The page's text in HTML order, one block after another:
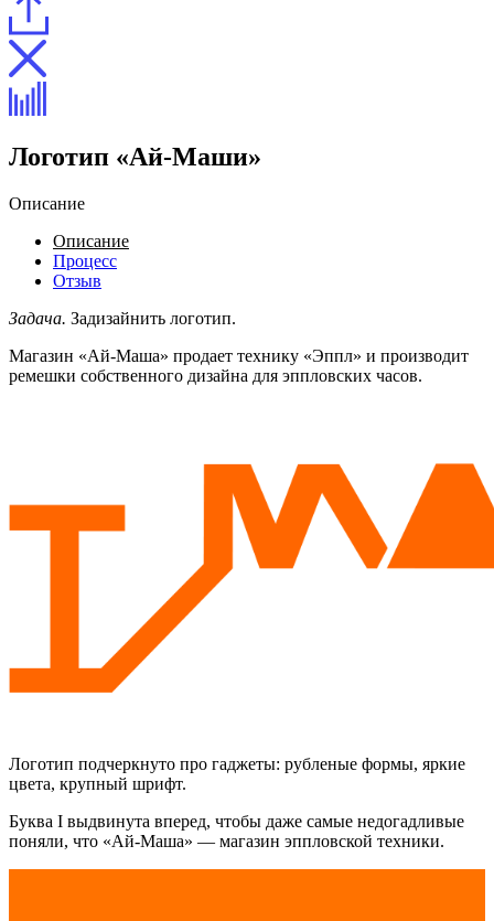
Логотип «Ай-Маши»
Описание
Описание
Процесс
Отзыв
Задача. Задизайнить логотип.
Магазин «Ай-Маша» продает технику «Эппл» и производит
ремешки собственного дизайна для эппловских часов.
Логотип подчеркнуто про гаджеты: рубленые формы, яркие
цвета, крупный шрифт.
Буква I выдвинута вперед, чтобы даже самые недогадливые
поняли, что «Ай-Маша» — магазин эппловской техники.